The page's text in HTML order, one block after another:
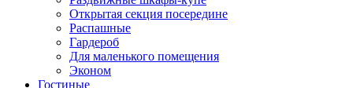
Открытая секция посередине
Распашные
Гардероб
Для маленького помещения
Эконом
Гостиные